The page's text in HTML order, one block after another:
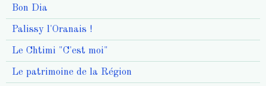
Bon Dia
Palissy l'Oranais !
Le Chtimi "C'est moi"
Le patrimoine de la Région